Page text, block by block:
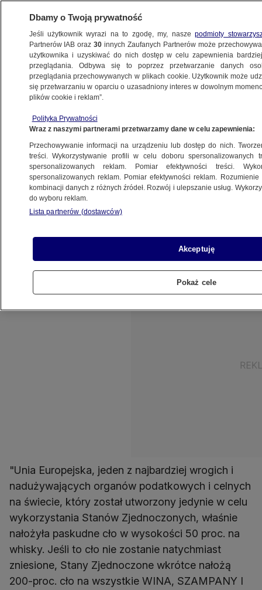
BIZNES
ZE ŚWIATA
alkohol
13.03.2025, 14:29
Udostępnij
Prezydent USA Donald Trump zagroził
nałożenie, jeżeli Unia Europejska nie zrezygnuje z
zapowiadanych ceł na amerykańską whisky.
"Unia Europejska, jeden z najbardziej wrogich i
nadużywających organów podatkowych i celnych
na świecie, który został utworzony jedynie w celu
wykorzystania Stanów Zjednoczonych, właśnie
nałożyła paskudne cło w wysokości 50 proc. na
whisky. Jeśli to cło nie zostanie natychmiast
zniesione, Stany Zjednoczone wkrótce nałożą
200-proc. cło na wszystkie WINA, SZAMPANY I
Dbamy o Twoją prywatność
Jeśli użytkownik wyrazi na to zgodę, my, naszepodmioty
Partnerów IAB oraz30 innych Zaufanych Partnerów może
użytkownika i uzyskiwać do nich dostęp w celu zapewnienia
przeglądania. Odbywa się to poprzez przetwarzanie danych
przeglądania przechowywanych w plikach cookie. Użytkownik może
się przetwarzaniu w oparciu o uzasadniony interes w dowolnym
plików cookie i reklam”.
Polityka Prywatności
Wraz z naszymi partnerami przetwarzamy dane w celu zapewnienia:
Przechowywanie informacji na urządzeniu lub dostęp do nich.
treści. Wykorzystywanie profili w celu doboru spersonalizowanych
spersonalizowanych reklam. Pomiar efektywności treści.
spersonalizowanych reklam. Pomiar efektywności reklam.
kombinacji danych z różnych źródeł. Rozwój i ulepszanie usług.
do wyboru reklam.
Lista partnerów (dostawców)
Akceptuję
Pokaż cele